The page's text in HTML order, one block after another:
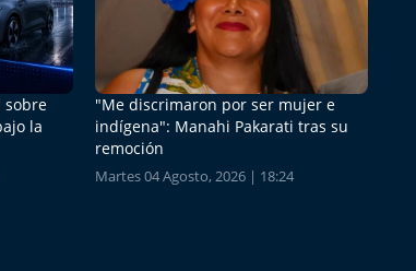
sobre
la
"Me discrimaron por ser mujer e
indígena": Manahi Pakarati tras su
remoción
Martes 04 Agosto, 2026 | 18:24